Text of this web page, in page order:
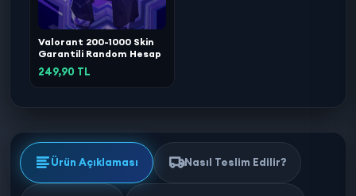
Valorant 200-1000 Skin
Garantili Random Hesap
249,90 TL
Ürün Açıklaması Nasıl Teslim Edilir?